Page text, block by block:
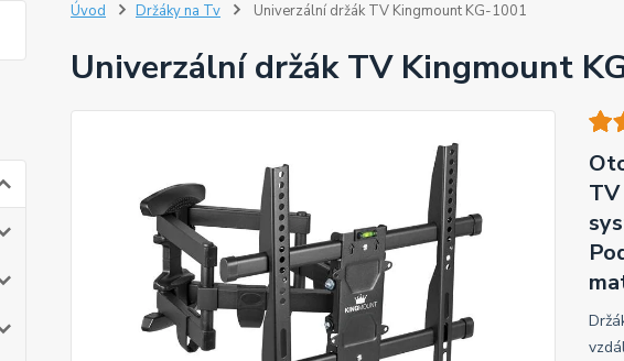
Úvod Držáky na Tv Univerzální držák TV Kingmount KG-1001
Univerzální držák TV Kingmount